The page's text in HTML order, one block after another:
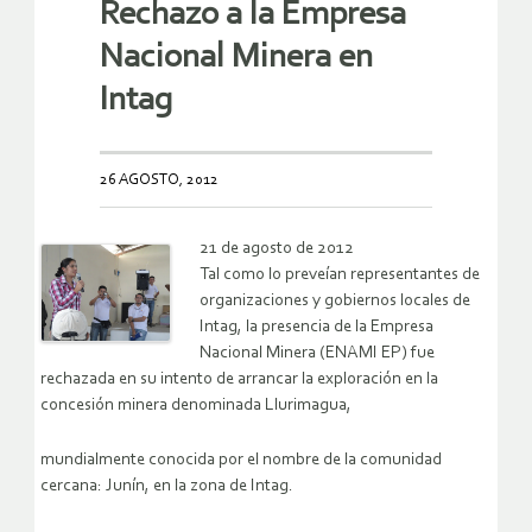
Rechazo a la Empresa
Nacional Minera en
Intag
26 AGOSTO, 2012
21 de agosto de 2012
Tal como lo preveían representantes de
organizaciones y gobiernos locales de
Intag, la presencia de la Empresa
Nacional Minera (ENAMI EP) fue
rechazada en su intento de arrancar la exploración en la
concesión minera denominada Llurimagua,
mundialmente conocida por el nombre de la comunidad
cercana: Junín, en la zona de Intag.